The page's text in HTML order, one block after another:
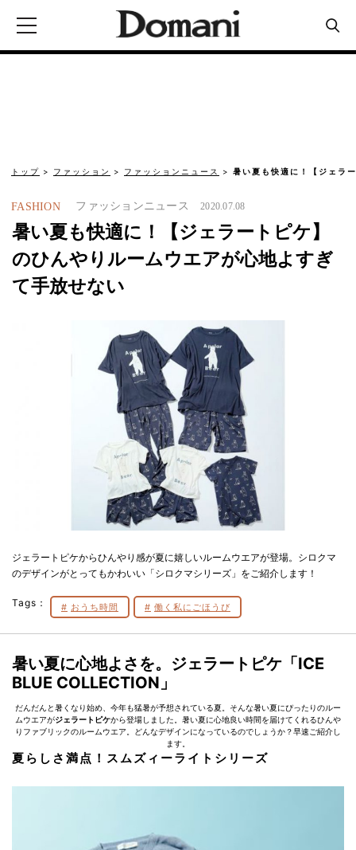
トップ ファッション ファッションニュース 暑い夏も快適に！【ジェラ
FASHION ファッションニュース 2020.07.08
暑い夏も快適に！【ジェラートピケ】
のひんやりルームウエアが心地よすぎ
て手放せない
ジェラートピケからひんやり感が夏に嬉しいルームウエアが登場。シロクマ
のデザインがとってもかわいい「シロクマシリーズ」をご紹介します！
Tags： おうち時間 働く私にごほうび
暑い夏に心地よさを。ジェラートピケ「ICE
BLUE COLLECTION」
だんだんと暑くなり始め、今年も猛暑が予想されている夏。そんな暑い夏にぴったりのルー
ムウエアがジェラートピケから登場しました。暑い夏に心地良い時間を届けてくれるひんや
りファブリックのルームウエア。どんなデザインになっているのでしょうか？早速ご紹介し
ます。
夏らしさ満点！スムズィーライトシリーズ